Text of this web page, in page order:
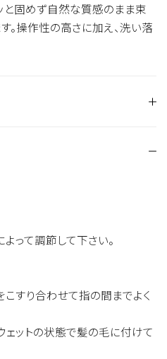
と固めず自然な質感のまま束
。操作性の高さに加え、洗い落
、（アクリル酸アルキル／ジアセ
、コーヒー種子エキス、ワサビ
食子酸、加水分解ケラチン
油／シナアブラギリ種子油）コ
リン、カルボマー、ＰＰＧ－４
ロキシエチル／アクリル酸メト
、ＡＭＰ、ＥＤＴＡ－２Ｎａ、安
ロピルパラベン、香料
って調節して下さい。
こすり合わせて指の間までよく
ェットの状態で髪の毛に付けて